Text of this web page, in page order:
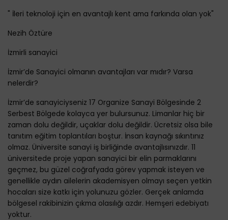
" İleri teknoloji için en avantajlı kent ama farkında olan yok"
Nezih Öztüre
İzmirli sanayici
İzmir’de Sanayici olmanın avantajları var mıdır? Varsa
nelerdir?
İzmir’de sanayiciyseniz 17 Organize Sanayi Bölgesinde 2
Serbest Bölgede kolayca yer bulursunuz. Limanlar hiç bir
zaman dolu değildir, uçaklar dolu değildir. Ücretsiz olsa bile
tanıtım eğitim toplantıları boştur. İnsan kaynağı sıkıntınız
olmaz. Üniversite sanayi iş birliğinde avantajlısınızdır. 11
üniversitede proje yapan sanayici bir elin parmaklarını
geçmez, bu güzel coğrafyada görev yapmak isteyen ve
genellikle aydın ailelerin akademisyen olmayı seçen yetkin
hocaları size katkı için yolunuzu gözler. Gerçek anlamda
bölgesel rakibinizin çıkma olasılığı azdır. Hemşeri edebiyatı
yoktur.